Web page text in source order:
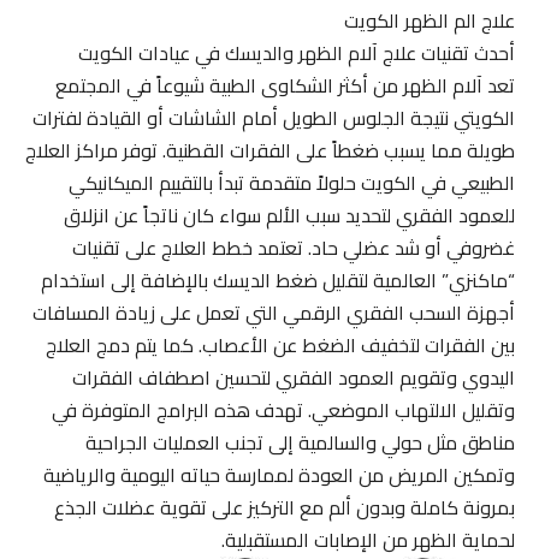
علاج الم الظهر الكويت
أحدث تقنيات علاج آلام الظهر والديسك في عيادات الكويت
تعد آلام الظهر من أكثر الشكاوى الطبية شيوعاً في المجتمع
الكويتي نتيجة الجلوس الطويل أمام الشاشات أو القيادة لفترات
طويلة مما يسبب ضغطاً على الفقرات القطنية. توفر مراكز العلاج
الطبيعي في الكويت حلولاً متقدمة تبدأ بالتقييم الميكانيكي
للعمود الفقري لتحديد سبب الألم سواء كان ناتجاً عن انزلاق
غضروفي أو شد عضلي حاد. تعتمد خطط العلاج على تقنيات
“ماكنزي” العالمية لتقليل ضغط الديسك بالإضافة إلى استخدام
أجهزة السحب الفقري الرقمي التي تعمل على زيادة المسافات
بين الفقرات لتخفيف الضغط عن الأعصاب. كما يتم دمج العلاج
اليدوي وتقويم العمود الفقري لتحسين اصطفاف الفقرات
وتقليل الالتهاب الموضعي. تهدف هذه البرامج المتوفرة في
مناطق مثل حولي والسالمية إلى تجنب العمليات الجراحية
وتمكين المريض من العودة لممارسة حياته اليومية والرياضية
بمرونة كاملة وبدون ألم مع التركيز على تقوية عضلات الجذع
لحماية الظهر من الإصابات المستقبلية.